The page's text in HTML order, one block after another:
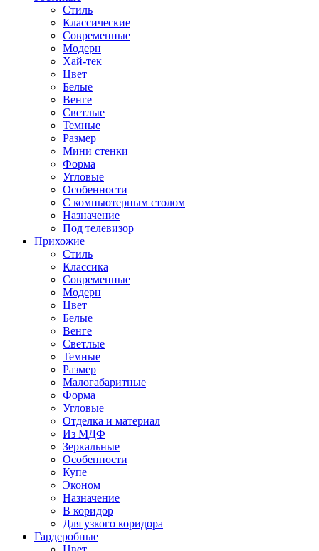
Стиль
Классические
Современные
Модерн
Хай-тек
Цвет
Белые
Венге
Светлые
Темные
Размер
Мини стенки
Форма
Угловые
Особенности
С компьютерным столом
Назначение
Под телевизор
Прихожие
Стиль
Классика
Современные
Модерн
Цвет
Белые
Венге
Светлые
Темные
Размер
Малогабаритные
Форма
Угловые
Отделка и материал
Из МДФ
Зеркальные
Особенности
Купе
Эконом
Назначение
В коридор
Для узкого коридора
Гардеробные